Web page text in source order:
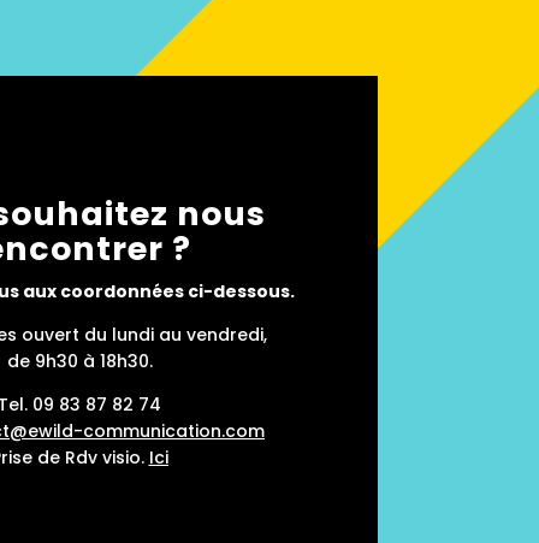
nous
?
aux coordonnées ci-dessous.
ouvert du lundi au vendredi,
de 9h30 à 18h30.
Tel. 09 83 87 82 74
communication.com
de Rdv visio. Ici